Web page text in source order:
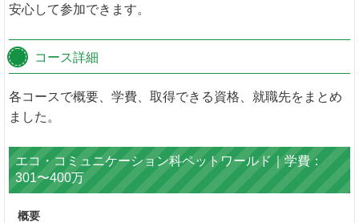
安心して参加できます。
コース詳細
各コースで概要、学費、取得できる資格、就職先をまとめ
ました。
エコ・コミュニケーション科ペットワールド｜学費：
301〜400万
概要